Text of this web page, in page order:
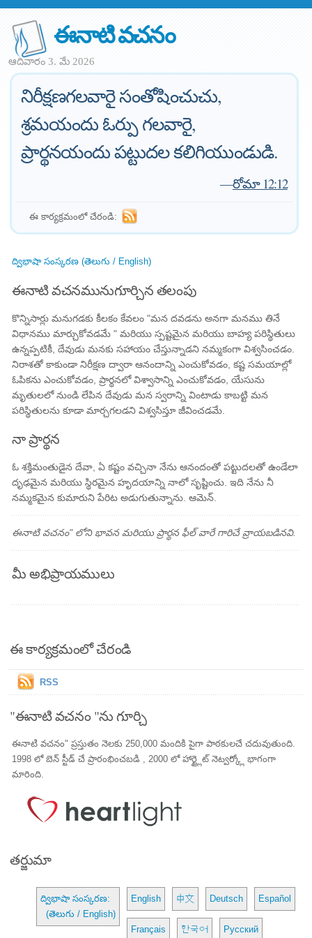
ఈనాటి వచనం
ఆదివారం 3. మే 2026
నిరీక్షణగలవారై సంతోషించుచు,
శ్రమయందు ఓర్పు గలవారై,
ప్రార్థనయందు పట్టుదల కలిగియుండుడి.
—రోమా 12:12
ఈ కార్యక్రమంలో చేరండి:
ద్విభాషా సంస్కరణ (తెలుగు / English)
ఈనాటి వచనమునుగూర్చిన తలంపు
కొన్నిసార్లు మనుగడకు కీలకం కేవలం "మన దవడను అనగా మనము తినే
విధానము మార్చుకోవడమే " మరియు స్పష్టమైన మరియు బాహ్య పరిస్థితులు
ఉన్నప్పటికీ, దేవుడు మనకు సహాయం చేస్తున్నాడని నమ్మకంగా విశ్వసించడం.
నిరాశతో కాకుండా నిరీక్షణ ద్వారా ఆనందాన్ని ఎంచుకోవడం, కష్ట సమయాల్లో
ఓపికను ఎంచుకోవడం, ప్రార్థనలో విశ్వాసాన్ని ఎంచుకోవడం, యేసును
మృతులలో నుండి లేపిన దేవుడు మన స్వరాన్ని వింటాడు కాబట్టి మన
పరిస్థితులను కూడా మార్చగలడని విశ్వసిస్తూ జీవించడమే.
నా ప్రార్థన
ఓ శక్తిమంతుడైన దేవా, ఏ కష్టం వచ్చినా నేను ఆనందంతో పట్టుదలతో ఉండేలా
దృఢమైన మరియు స్థిరమైన హృదయాన్ని నాలో సృష్టించు. ఇది నేను నీ
నమ్మకమైన కుమారుని పేరిట అడుగుతున్నాను. ఆమెన్.
ఈనాటి వచనం" లోని భావన మరియు ప్రార్థన ఫీల్ వారే గారిచే వ్రాయబడినవి.
మీ అభిప్రాయములు
ఈ కార్యక్రమంలో చేరండి
RSS
"ఈనాటి వచనం "ను గూర్చి
ఈనాటి వచనం" ప్రస్తుతం నెలకు 250,000 మందికి పైగా పాఠకులచే చదువుతుంది.
1998 లో బెన్ స్టీడ్ చే ప్రారంభించబడి , 2000 లో హార్ట్లైట్ నెట్వర్క్లో భాగంగా
మారింది.
తర్జుమా
ద్విభాషా సంస్కరణ:
(తెలుగు / English)
English 中文 Deutsch Español
Français 한국어 Русский